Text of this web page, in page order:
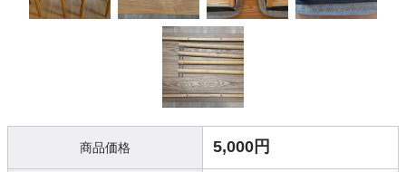
商品価格 5,000円